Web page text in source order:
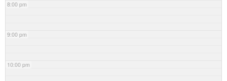
8:00 pm
9:00 pm
10:00 pm